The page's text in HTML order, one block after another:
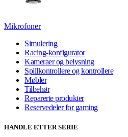
Mikrofoner
Simulering
Racing-konfigurator
Kameraer og belysning
Spillkontrollere og kontrollere
Møbler
Tilbehør
Reparerte produkter
Reservedeler for gaming
HANDLE ETTER SERIE